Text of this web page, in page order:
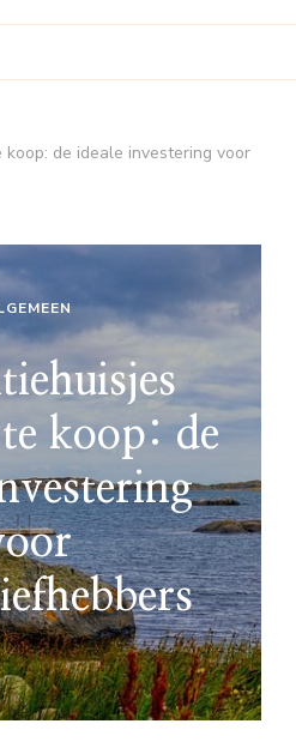
de ideale investering voor
koop: de